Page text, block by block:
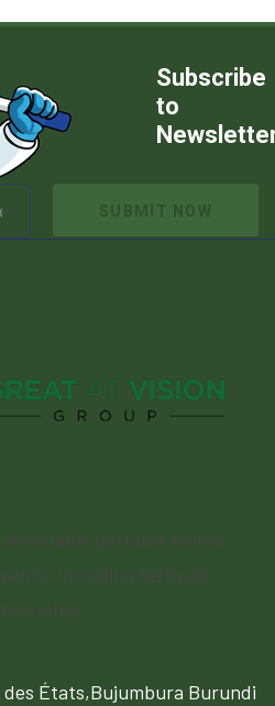
Subscribe
to
SUBMIT NOW
portable toilets,
including festivals,
sites.
des États,Bujumbura Burundi